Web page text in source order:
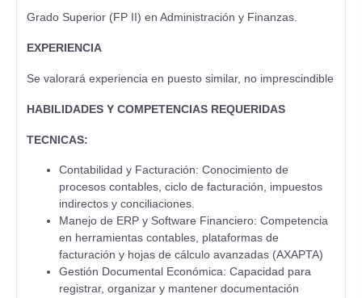
Grado Superior (FP II) en Administración y Finanzas.
EXPERIENCIA
Se valorará experiencia en puesto similar, no imprescindible
HABILIDADES Y COMPETENCIAS REQUERIDAS
TECNICAS:
Contabilidad y Facturación: Conocimiento de
procesos contables, ciclo de facturación, impuestos
indirectos y conciliaciones.
Manejo de ERP y Software Financiero: Competencia
en herramientas contables, plataformas de
facturación y hojas de cálculo avanzadas (AXAPTA)
Gestión Documental Económica: Capacidad para
registrar, organizar y mantener documentación